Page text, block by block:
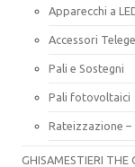
Apparecchi a
Accessori
Pali e Sostegni
Pali fotovoltaici
Rateizzazione –
GHISAMESTIERI THE